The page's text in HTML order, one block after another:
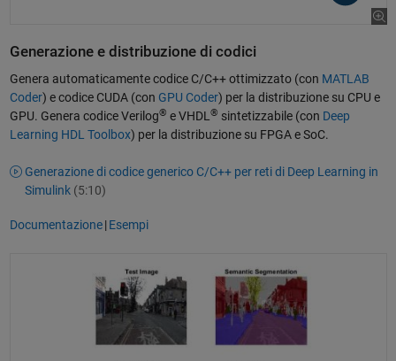
Generazione e distribuzione di codici
Genera automaticamente codice C/C++ ottimizzato (con MATLAB
Coder) e codice CUDA (con GPU Coder) per la distribuzione su CPU e
GPU. Genera codice Verilog® e VHDL ® sintetizzabile (con Deep
Learning HDL Toolbox) per la distribuzione su FPGA e SoC.
Generazione di codice generico C/C++ per reti di Deep Learning in
Simulink (5:10)
Documentazione|Esempi